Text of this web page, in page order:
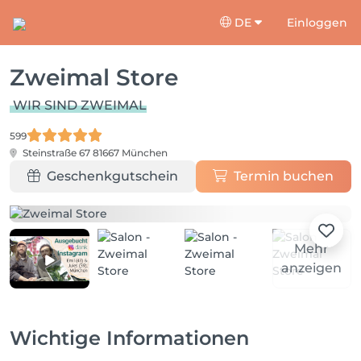
DE Einloggen
Zweimal Store
WIR SIND ZWEIMAL
599
Steinstraße 67 81667 München
Geschenkgutschein Termin buchen
Mehr
anzeigen
Wichtige Informationen